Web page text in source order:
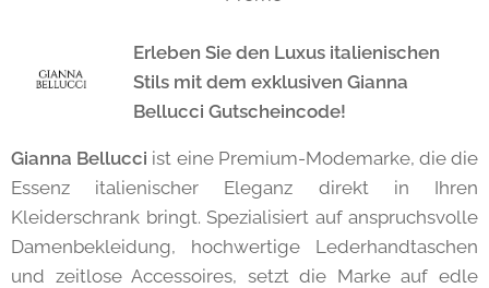
Erleben Sie den Luxus italienischen
Stils mit dem exklusiven Gianna
Bellucci Gutscheincode!
Gianna Bellucci ist eine Premium-Modemarke, die die
Essenz italienischer Eleganz direkt in Ihren
Kleiderschrank bringt. Spezialisiert auf anspruchsvolle
Damenbekleidung, hochwertige Lederhandtaschen
und zeitlose Accessoires, setzt die Marke auf edle